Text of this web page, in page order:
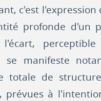
c'est
profonde d'un
se manifeste
totale de
prévues à